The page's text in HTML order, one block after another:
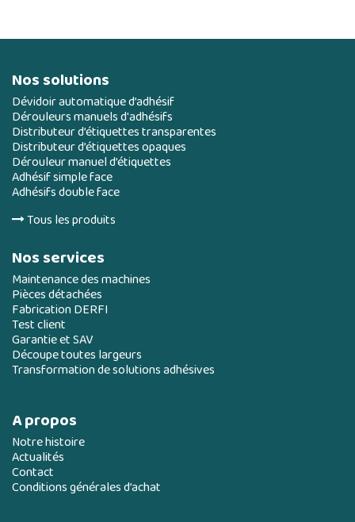
Nos solutions
Dévidoir automatique d’adhésif
Dérouleurs manuels d'adhésifs
Distributeur d’étiquettes transparentes
Distributeur d’étiquettes opaques
Dérouleur manuel d’étiquettes
Adhésif simple face
Adhésifs double face
Tous les produits
Nos services
Maintenance des machines
Pièces détachées
Fabrication DERFI
Test client
Garantie et SAV
Découpe toutes largeurs
Transformation de solutions adhésives
A propos
Notre histoire
Actualités
Contact
Conditions générales d’achat